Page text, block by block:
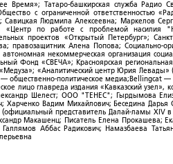
Время»; Татаро-башкирская служба Радио
с ограниченной ответственностью
Людмила Алексеевна; Маркелов
«Центр по работе с проблемой насилия
проектов «Открытый Петербург»;
правозащитник Алена Попова; Социально-
некоммерческая организация
Фонд «СВЕЧА»; Красноярская
«Аналитический центр Юрия Левады»
политическое медиа;Bellingcat —
лицо главреда издания «Кавказский узел»,
Шелест; ООО "ТЕНЕС"; Гырдымова
Харченко Вадим Михайлович; Беседина Дарья
представитель Далай-ламы XIV в
Макашенц; Писатель Елена Прокашева;
Аббас Радикович; Намазбаева